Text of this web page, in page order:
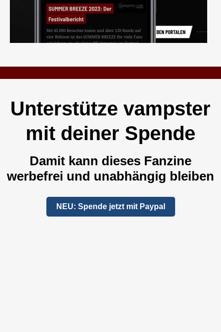
Unterstütze vampster
mit deiner Spende
Damit kann dieses Fanzine
werbefrei und unabhängig bleiben
NEU: Spende jetzt mit Paypal